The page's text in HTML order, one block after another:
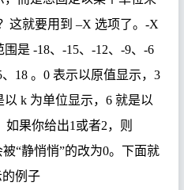
这就要用到 –X 选项了。 -X
围是 -18、 -15、 -12、 -9、 -6
、 18 。 0 表示以原值显示， 3
以 k 为单位显示， 6 就是以
如果你给出1 或者2，则
被“静悄悄”的改为0。下面就
例子